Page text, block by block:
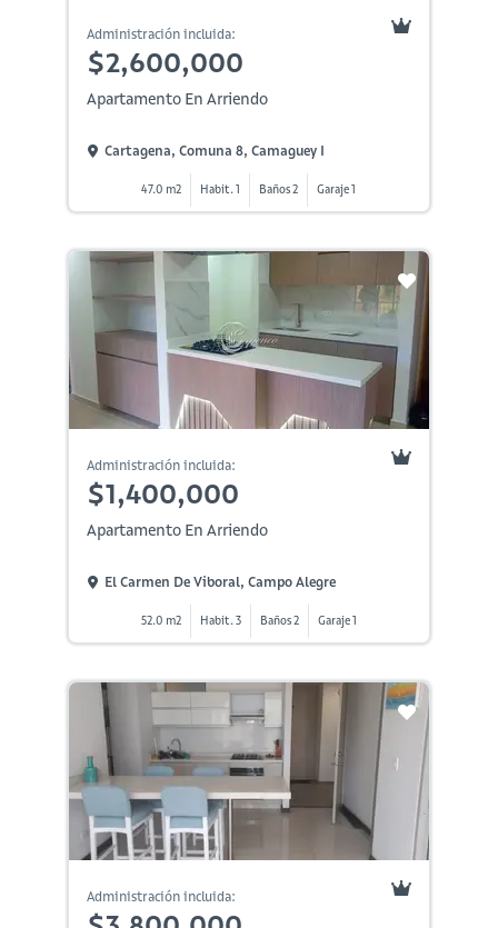
Administración incluida:
$2,600,000
Apartamento En Arriendo
Cartagena, Comuna 8, Camaguey I
47.0 m2 Habit. 1 Baños 2 Garaje 1
Administración incluida:
$1,400,000
Apartamento En Arriendo
El Carmen De Viboral, Campo Alegre
52.0 m2 Habit. 3 Baños 2 Garaje 1
Administración incluida: